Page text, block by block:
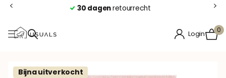
Uitstekendeprijs-kwaliteitverhouding
Login 0
Bijna uitverkocht